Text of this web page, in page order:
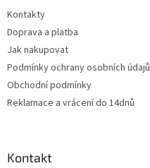
Kontakty
Doprava a platba
Jak nakupovat
Podmínky ochrany osobních údajů
Obchodní podmínky
Reklamace a vrácení do 14dnů
Kontakt